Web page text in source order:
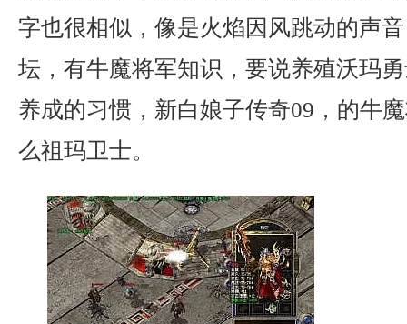
字也很相似，像是火焰因风跳动的声
坛，有牛魔将军知识，要说养殖沃玛
养成的习惯，新白娘子传奇09，的牛
么祖玛卫士。